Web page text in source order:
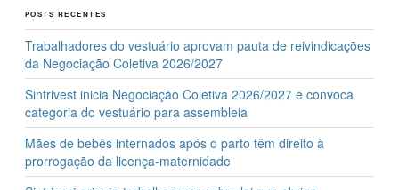
POSTS RECENTES
Trabalhadores do vestuário aprovam pauta de reivindicações
da Negociação Coletiva 2026/2027
Sintrivest inicia Negociação Coletiva 2026/2027 e convoca
categoria do vestuário para assembleia
Mães de bebês internados após o parto têm direito à
prorrogação da licença-maternidade